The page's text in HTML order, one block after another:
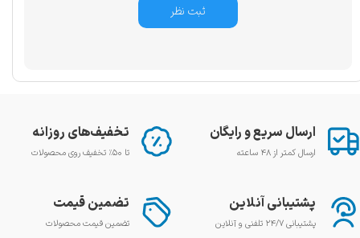
ثبت نظر
ارسال سریع و رایگان
ارسال کمتر از ۴۸ ساعته
تخفیف‌های روزانه
تا ۵۰٪ تخفیف روی محصولات
پشتیبانی آنلاین
پشتیبانی ۲۴/۷ تلفنی و آنلاین
تضمین قیمت
تضمین قیمت محصولات